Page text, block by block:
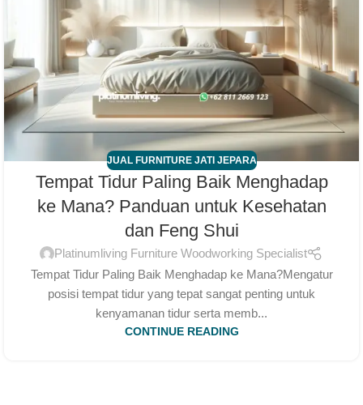
JUAL FURNITURE JATI JEPARA
Tempat Tidur Paling Baik Menghadap
ke Mana? Panduan untuk Kesehatan
dan Feng Shui
Platinumliving Furniture Woodworking Specialist
Tempat Tidur Paling Baik Menghadap ke Mana?Mengatur
posisi tempat tidur yang tepat sangat penting untuk
kenyamanan tidur serta memb...
CONTINUE READING